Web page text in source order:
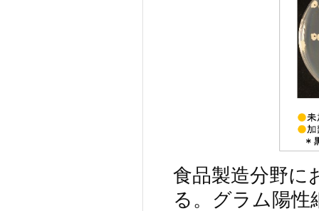
食品製造分野に
る。グラム陽性